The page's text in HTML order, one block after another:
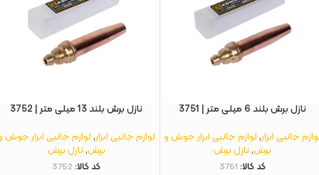
نازل برش بلند 6 میلی‌ متر | 3751
جانبی ابزار,لوازم جانبی ابزار جوش و
برش,نازل برش
کد کالا: 3751
نازل برش بلند 13 میلی‌ متر | 3752
لوازم جانبی ابزار,لوازم جانبی ابزار جوش
برش,نازل برش
کد کالا: 3752